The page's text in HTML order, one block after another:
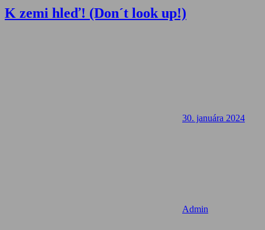
K zemi hleď! (Don´t look up!)
30. januára 2024
Admin